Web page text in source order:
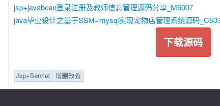
jsp+javabean登录注册及教师信息管理源码分享_M6007
java毕业设计之基于SSM+mysql实现宠物店管理系统源码
下载源码
Jsp+Servlet 增删改查